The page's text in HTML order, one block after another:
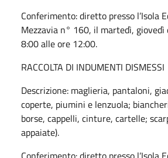
Conferimento: diretto presso l’Isola
Mezzavia n° 160, il martedì, giovedì
8:00 alle ore 12:00.
RACCOLTA DI INDUMENTI DISMESSI
Descrizione: maglieria, pantaloni,
coperte, piumini e lenzuola;
borse, cappelli, cinture, cartelle;
appaiate).